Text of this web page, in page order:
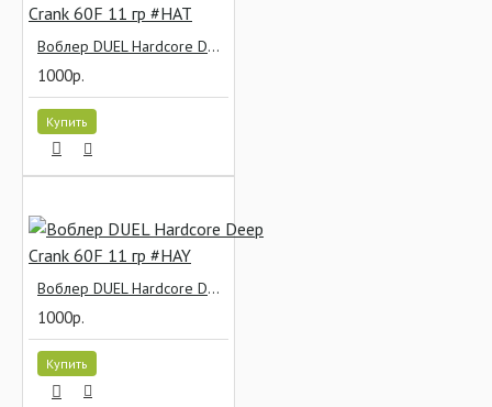
Воблер DUEL Hardcore Deep Crank 60F 11 гр #HAT
1000р.
Купить
Воблер DUEL Hardcore Deep Crank 60F 11 гр #HAY
1000р.
Купить